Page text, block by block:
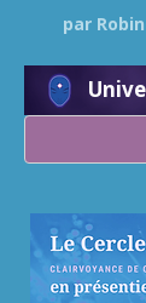
par Robin